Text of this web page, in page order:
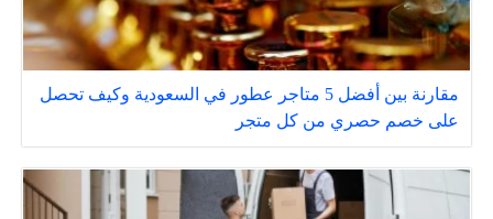
مقارنة بين أفضل 5 متاجر عطور في السعودية وكيف تحصل
على خصم حصري من كل متجر